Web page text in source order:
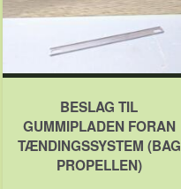
BESLAG TIL
GUMMIPLADEN FORAN
TÆNDINGSSYSTEM (BAG
PROPELLEN)